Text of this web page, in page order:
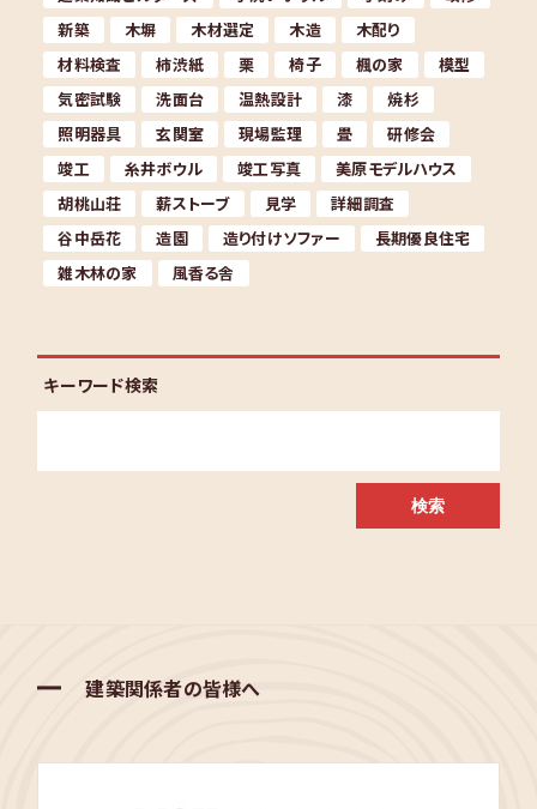
新築
木塀 木材選定 木造
木配り
材料検査
柿渋紙 栗 椅子 楓の家
模型
気密試験
洗面台 温熱設計 漆
焼杉
照明器具
玄関室 現場監理 畳
研修会
竣工
糸井ボウル 竣工写真
美原モデルハウス
胡桃山荘
薪ストーブ 見学
詳細調査
谷中岳花
造園 造り付けソファー
長期優良住宅
雑木林の家
風香る舎
キーワード検索
建築関係者の皆様へ